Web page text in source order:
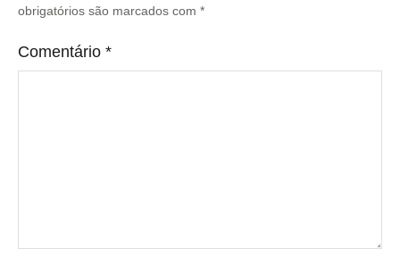
obrigatórios são marcados com *
Comentário *